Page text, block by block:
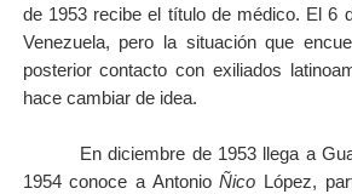
de 1953 recibe el título de médico. El 6
Venezuela, pero la situación que
posterior contacto con exiliados
hace cambiar de idea.
En diciembre de 1953 llega a
1954 conoce a AntonioÑico López,